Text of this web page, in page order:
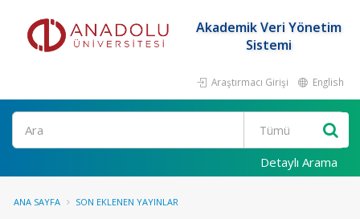
Akademik Veri Yönetim
Sistemi
Araştırmacı Girişi English
Ara
Detaylı Arama
ANA SAYFA SON EKLENEN YAYINLAR